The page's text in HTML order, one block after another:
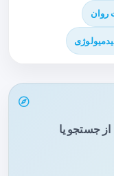
روان
جستجو یا